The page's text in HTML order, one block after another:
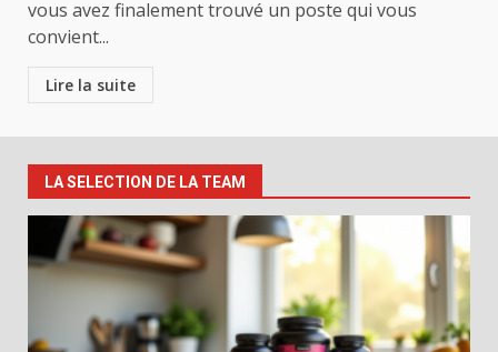
vous avez finalement trouvé un poste qui vous
convient...
Lire la suite
LA SELECTION DE LA TEAM